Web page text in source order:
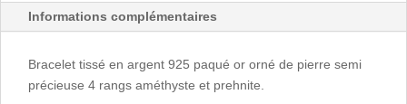
Informations complémentaires
Bracelet tissé en argent 925 paqué or orné de pierre semi
précieuse 4 rangs améthyste et prehnite.